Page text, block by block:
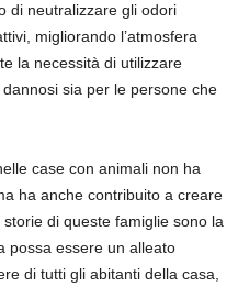
di neutralizzare gli odori
migliorando l’atmosfera
la necessità di utilizzare
sia per le persone che
case con animali non ha
ha anche contribuito a creare
di queste famiglie sono la
possa essere un alleato
di tutti gli abitanti della casa,